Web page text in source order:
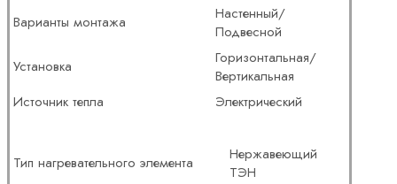
Варианты монтажа
Настенный/
Подвесной
Установка
Горизонтальная/
Вертикальная
Источник тепла
Электрический
Тип нагревательного элемента
Нержавеющий
ТЭН